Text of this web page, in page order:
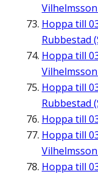
Vilhelmsson
Hoppa till
Rubbestad
Hoppa till
Vilhelmsson
Hoppa till
Rubbestad
Hoppa till
Hoppa till
Vilhelmsson
Hoppa till